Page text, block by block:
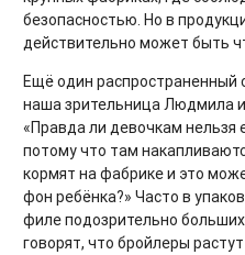
безопасностью. Но в
действительно может быть
Ещё один распространенный
наша зрительница Людмила
«Правда ли девочкам нельзя
потому что там
кормят на фабрике и это
фон ребёнка?» Часто в
филе подозрительно
говорят, что бройлеры